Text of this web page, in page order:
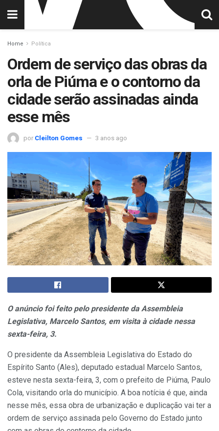
Home Política
Ordem de serviço das obras da
orla de Piúma e o contorno da
cidade serão assinadas ainda
esse mês
por Cleilton Gomes 3 anos ago
O anúncio foi feito pelo presidente da Assembleia
Legislativa, Marcelo Santos, em visita à cidade nessa
sexta-feira, 3.
O presidente da Assembleia Legislativa do Estado do
Espírito Santo (Ales), deputado estadual Marcelo Santos,
esteve nesta sexta-feira, 3, com o prefeito de Piúma, Paulo
Cola, visitando orla do município. A boa notícia é que, ainda
nesse mês, essa obra de urbanização e duplicação vai ter a
ordem de serviço assinada pelo Governo do Estado junto